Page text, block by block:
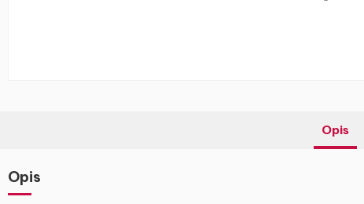
Opis
Opis